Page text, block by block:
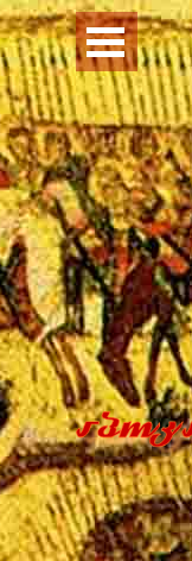
Перейти к контенту